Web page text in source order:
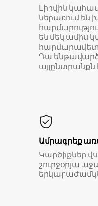
Լիովին
ներառում են
են մեկ ամիս
Դա
այլընտրանքն
Ամրագրեք
Կարծիքներ
շուրջօրյա